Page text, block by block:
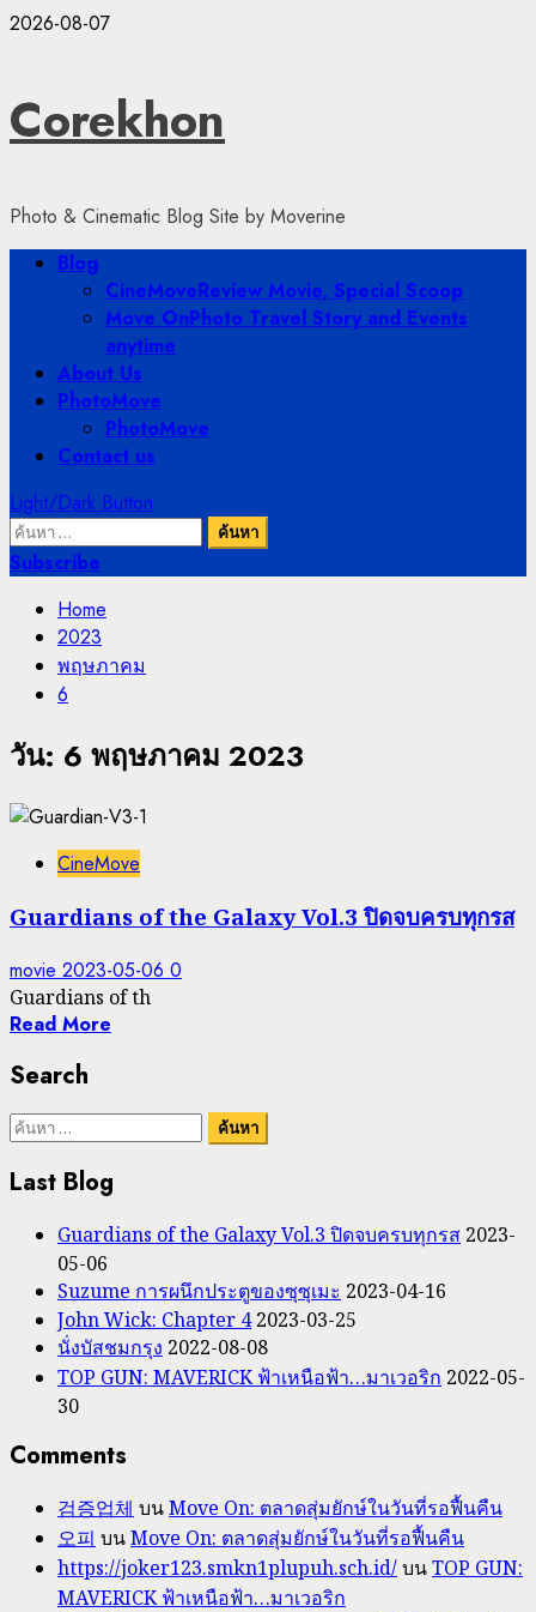
Skip
2026-08-07
Corekhon
Photo & Cinematic Blog Site by Moverine
PrimaryBlog
CineMoveReview Movie, Special Scoop
Move OnPhoto Travel Story and Events
anytime
About Us
PhotoMove
PhotoMove
Contact us
Light/Dark Button
ค้นหา
สำหรับ:
Subscribe
Home
2023
พฤษภาคม
6
วัน: 6 พฤษภาคม 2023
CineMove
Guardians of the Galaxy Vol.3 ปิดจบครบทุกรส
movie 2023-05-06 0
Guardians of th
Read More
Search
ค้นหา
Last Blog
Guardians of the Galaxy Vol.3 ปิดจบครบทุกรส 2023-
05-06
Suzume การผนึกประตูของซุซุเมะ 2023-04-16
John Wick: Chapter 4 2023-03-25
นั่งบัสชมกรุง 2022-08-08
TOP GUN: MAVERICK ฟ้าเหนือฟ้า…มาเวอริก 2022-05-
30
Comments
검증업체 บนMove On: ตลาดสุ่มยักษ์ในวันที่รอฟื้นคืน
오피 บนMove On: ตลาดสุ่มยักษ์ในวันที่รอฟื้นคืน
https://joker123.smkn1plupuh.sch.id/บนTOP GUN:
MAVERICK ฟ้าเหนือฟ้า…มาเวอริก